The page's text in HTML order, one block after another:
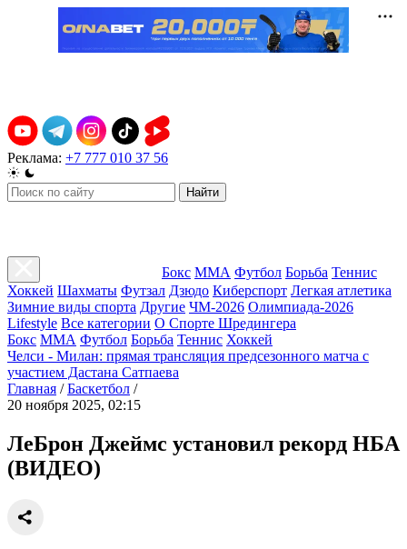
Реклама: +7 777 010 37 56
Найти
Бокс ММА Футбол Борьба Теннис
Хоккей Шахматы Футзал Дзюдо Киберспорт Легкая атлетика
Зимние виды спорта Другие ЧМ-2026 Олимпиада-2026
Lifestyle Все категории О Спорте Шредингера
Бокс ММА Футбол Борьба Теннис Хоккей
Челси - Милан: прямая трансляция предсезонного матча с
участием Дастана Сатпаева
Главная / Баскетбол /
20 ноября 2025, 02:15
ЛеБрон Джеймс установил рекорд НБА
(ВИДЕО)